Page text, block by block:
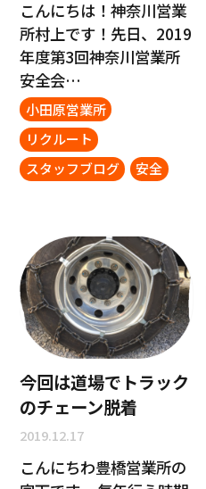
こんにちは！神奈川営業
所村上です！先日、2019
年度第3回神奈川営業所
安全会…
小田原営業所
リクルート
スタッフブログ
安全
今回は道場でトラック
のチェーン脱着
2019.12.17
こんにちわ豊橋営業所の